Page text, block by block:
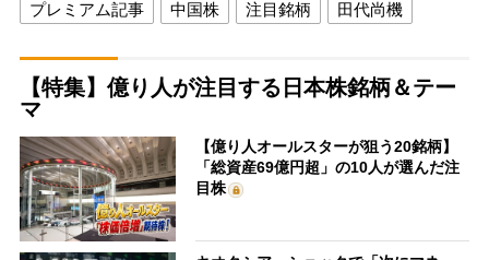
プレミアム記事 中国株 注目銘柄 田代尚機
【特集】億り人が注目する日本株銘柄＆テー
マ
【億り人オールスターが狙う20銘柄】
「総資産69億円超」の10人が選んだ注
目株